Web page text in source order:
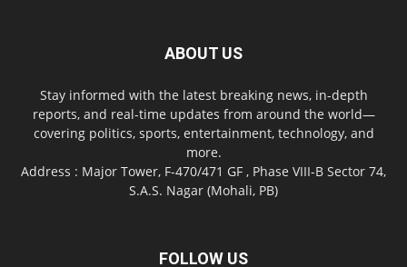
ABOUT US
Stay informed with the latest breaking news, in-depth
reports, and real-time updates from around the world—
covering politics, sports, entertainment, technology, and
more.
Address : Major Tower, F-470/471 GF , Phase VIII-B Sector 74,
S.A.S. Nagar (Mohali, PB)
FOLLOW US